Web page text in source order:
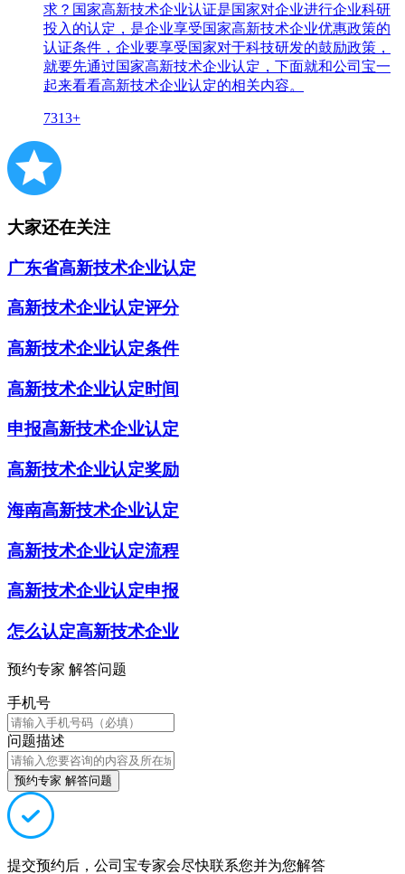
求？国家高新技术企业认证是国家对企业进行企业科研
投入的认定，是企业享受国家高新技术企业优惠政策的
认证条件，企业要享受国家对于科技研发的鼓励政策，
就要先通过国家高新技术企业认定，下面就和公司宝一
起来看看高新技术企业认定的相关内容。
7313+
大家还在关注
广东省高新技术企业认定
高新技术企业认定评分
高新技术企业认定条件
高新技术企业认定时间
申报高新技术企业认定
高新技术企业认定奖励
海南高新技术企业认定
高新技术企业认定流程
高新技术企业认定申报
怎么认定高新技术企业
预约专家 解答问题
手机号
问题描述
预约专家 解答问题
提交预约后，公司宝专家会尽快联系您并为您解答